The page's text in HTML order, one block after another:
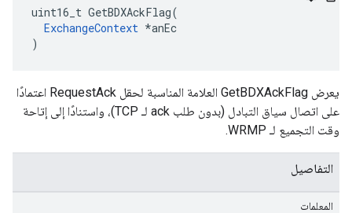
uint16_t GetBDXAckFlag(
ExchangeContext *anEc
)
يعرض GetBDXAckFlag العلامة المناسبة لحقل RequestAck اعتمادًا
على اتصال سياق التبادل (بدون طلب ack لـ TCP)، واستنادًا إلى إتاحة
وقت التجميع لـ WRMP.
التفاصيل
المعلمات